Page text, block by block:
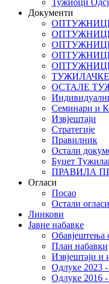
Тужиоци
Документи
ОПТУЖНИЦЕ
ОПТУЖНИЦЕ
ОПТУЖНИЦЕ
ОПТУЖНИЦЕ
ОПТУЖНИЦЕ
ОСТАЛЕ
Семинари и
Извјештаји
Стратегије
Правилник
Остали
Буџет
ПРАВИЛА
Огласи
Посао
Остали огласи
Линкови
Јавне набавке
Обавјештења
План набавки
Извјештаји и
Одлуке 2023
Одлуке 2016 -